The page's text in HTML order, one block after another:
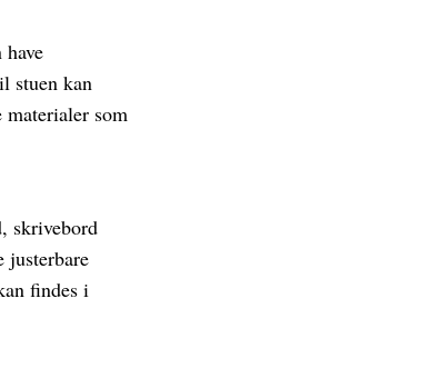
stuen kan
som
skrivebord
justerbare
findes i